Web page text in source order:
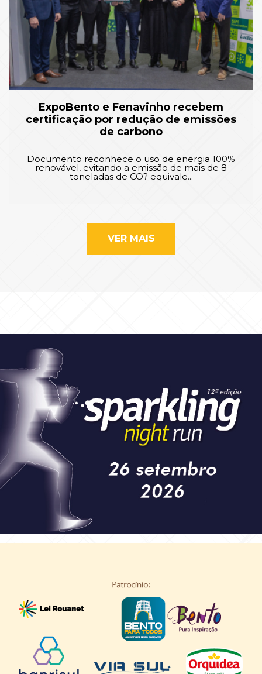
ExpoBento e Fenavinho recebem
certificação por redução de emissões
de carbono
Documento reconhece o uso de energia 100%
renovável, evitando a emissão de mais de 8
toneladas de CO? equivale...
VER MAIS